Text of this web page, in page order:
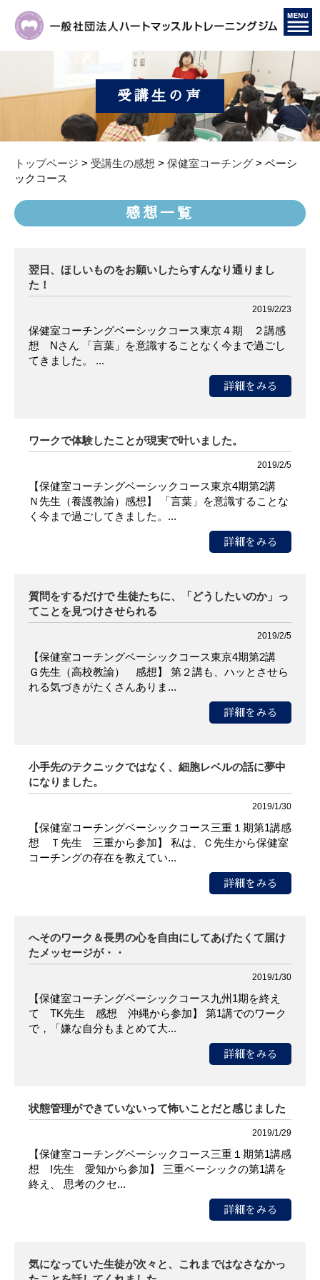
受講生の声
トップページ > 受講生の感想 > 保健室コーチング > ベーシ
ックコース
感想一覧
翌日、ほしいものをお願いしたらすんなり通りまし
た！
2019/2/23
保健室コーチングベーシックコース東京４期 ２講感
想 Nさん 「言葉」を意識することなく今まで過ごし
てきました。 ...
詳細をみる
ワークで体験したことが現実で叶いました。
2019/2/5
【保健室コーチングベーシックコース東京4期第2講
Ｎ先生（養護教諭）感想】 「言葉」を意識することな
く今まで過ごしてきました。...
詳細をみる
質問をするだけで 生徒たちに、「どうしたいのか」っ
てことを見つけさせられる
2019/2/5
【保健室コーチングベーシックコース東京4期第2講
Ｇ先生（高校教諭） 感想】 第２講も、ハッとさせら
れる気づきがたくさんありま...
詳細をみる
小手先のテクニックではなく、細胞レベルの話に夢中
になりました。
2019/1/30
【保健室コーチングベーシックコース三重１期第1講感
想 Ｔ先生 三重から参加】 私は、Ｃ先生から保健室
コーチングの存在を教えてい...
詳細をみる
へそのワーク＆長男の心を自由にしてあげたくて届け
たメッセージが・・
2019/1/30
【保健室コーチングベーシックコース九州1期を終え
て TK先生 感想 沖縄から参加】 第1講でのワーク
で，「嫌な自分もまとめて大...
詳細をみる
状態管理ができていないって怖いことだと感じました
2019/1/29
【保健室コーチングベーシックコース三重１期第1講感
想 I先生 愛知から参加】 三重ベーシックの第1講を
終え、 思考のクセ...
詳細をみる
気になっていた生徒が次々と、これまではなさなかっ